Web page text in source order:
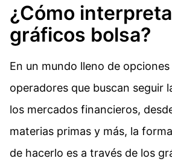
¿Cómo
gráficos bolsa?
En un mundo lleno de
operadores que buscan seguir
los mercados financieros,
materias primas y más, la
de hacerlo es a través de los